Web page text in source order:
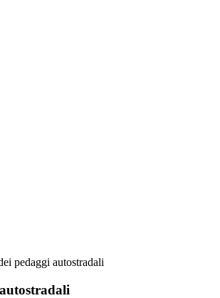
pedaggi autostradali